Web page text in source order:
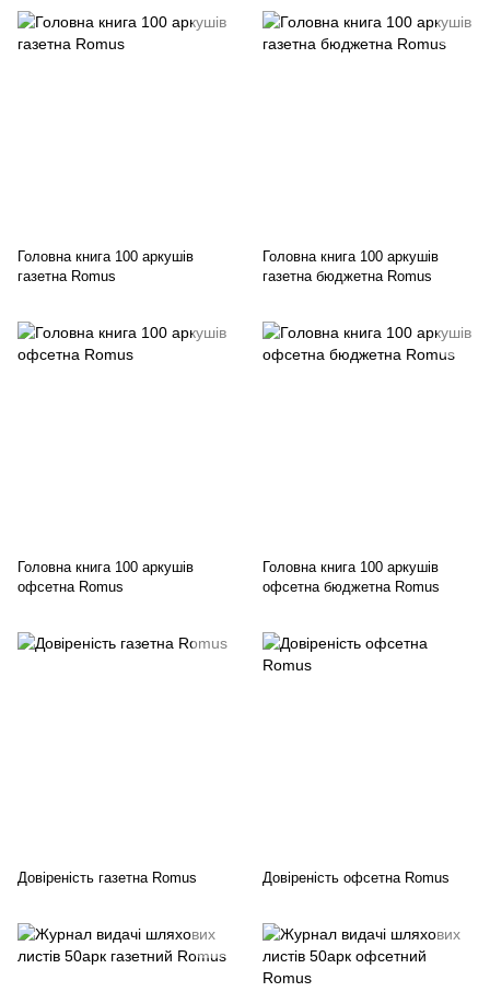
Головна книга 100 аркушів
газетна Romus
Головна книга 100 аркушів
газетна бюджетна Romus
Головна книга 100 аркушів
офсетна Romus
Головна книга 100 аркушів
офсетна бюджетна Romus
Довіреність газетна Romus Довіреність офсетна Romus